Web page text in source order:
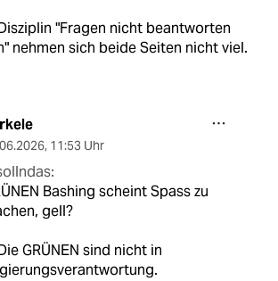
"Fragen nicht beantworten
nehmen sich beide Seiten nicht viel.
, 11:53 Uhr
Bashing scheint Spass zu
gell?
GRÜNEN sind nicht in